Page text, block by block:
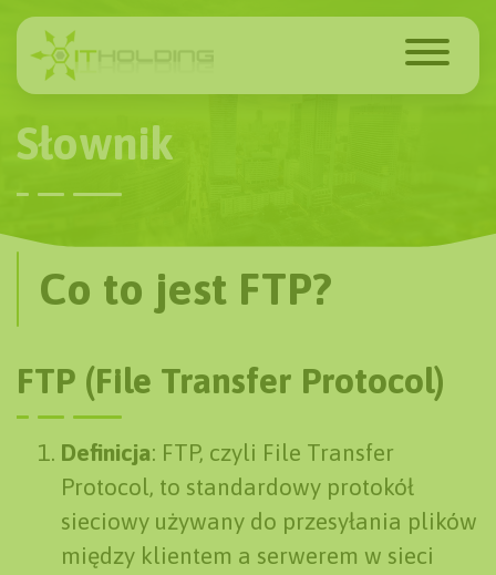
Słownik
Co to jest FTP?
FTP (File Transfer Protocol)
Definicja: FTP, czyli File Transfer
Protocol, to standardowy protokół
sieciowy używany do przesyłania plików
między klientem a serwerem w sieci